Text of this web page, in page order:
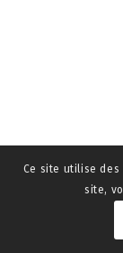
Ce site utilise des
site,